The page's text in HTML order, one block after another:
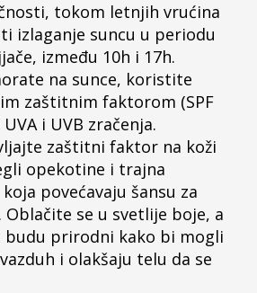
tokom letnjih vrućina
izlaganje suncu u periodu
između 10h i 17h.
na sunce, koristite
zaštitnim faktorom (SPF
i UVB zračenja.
zaštitni faktor na koži
opekotine i trajna
povećavaju šansu za
Oblačite se u svetlije boje, a
budu prirodni kako bi mogli
i olakšaju telu da se